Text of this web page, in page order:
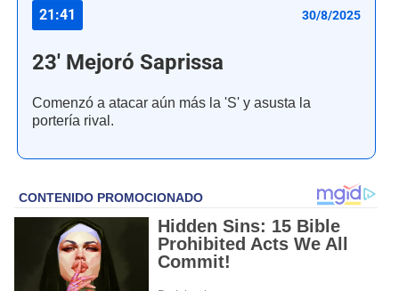
21:41 30/8/2025
23' Mejoró Saprissa
Comenzó a atacar aún más la 'S' y asusta la
portería rival.